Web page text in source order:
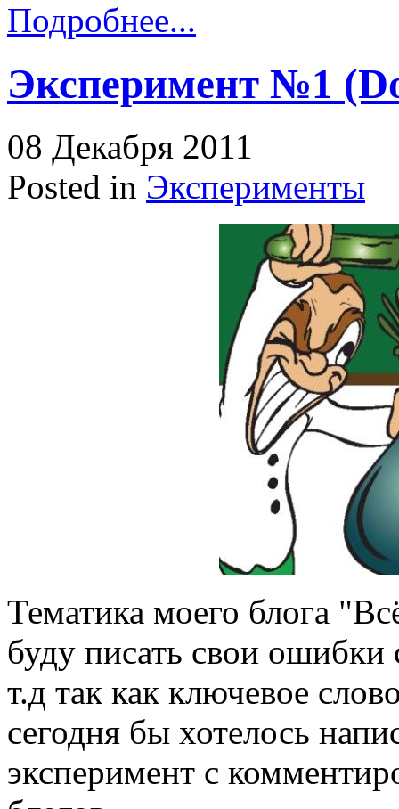
Подробнее...
Эксперимент №1
08 Декабря 2011
Posted in Эксперименты
Тематика моего блога
буду писать свои
т.д так как ключевое
сегодня бы хотелось
эксперимент с